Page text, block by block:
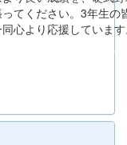
てください。3年生の
心より応援していま